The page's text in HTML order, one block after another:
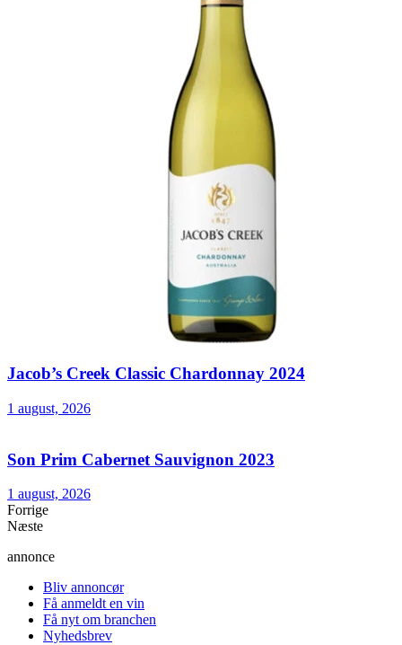
Jacob’s Creek Classic Chardonnay 2024
1 august, 2026
Son Prim Cabernet Sauvignon 2023
1 august, 2026
Forrige
Næste
annonce
Bliv annoncør
Få anmeldt en vin
Få nyt om branchen
Nyhedsbrev